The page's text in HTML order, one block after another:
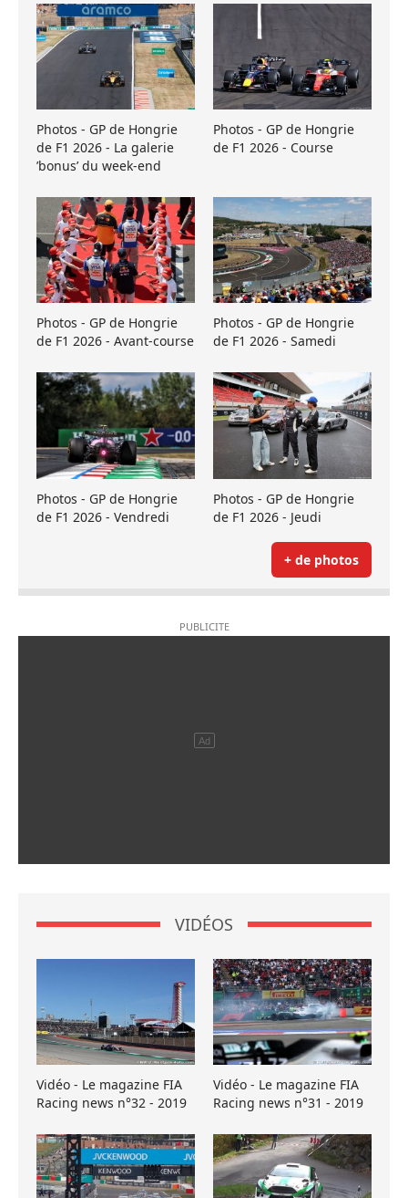
Photos - GP de Hongrie
de F1 2026 - La galerie
’bonus’ du week-end
Photos - GP de Hongrie
de F1 2026 - Course
Photos - GP de Hongrie
de F1 2026 - Avant-course
Photos - GP de Hongrie
de F1 2026 - Samedi
Photos - GP de Hongrie
de F1 2026 - Vendredi
Photos - GP de Hongrie
de F1 2026 - Jeudi
+ de photos
VIDÉOS
Vidéo - Le magazine FIA
Racing news n°32 - 2019
Vidéo - Le magazine FIA
Racing news n°31 - 2019